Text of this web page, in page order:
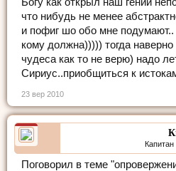
что нибудь не менее
и пофиг шо обо мне подумают..
кому должна))))) тогда
чудеса как то не верю) надо
Сириус..приобщиться к
23 вер 2010
Поговорил в теме